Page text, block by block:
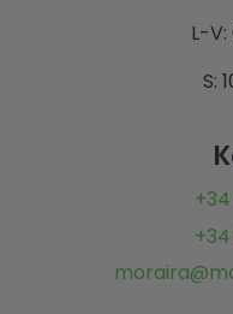
L-V:
S: